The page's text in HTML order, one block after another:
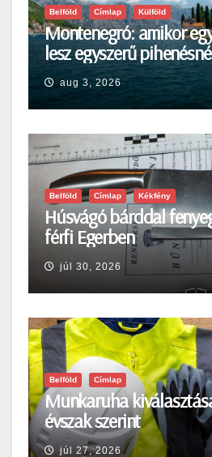
Belföld Címlap Külföld
Montenegró: amikor
lesz egyszerű
aug 3, 2026
Belföld Címlap Kékfény
Húsvágó bárddal
férfi Egerben
júl 30, 2026
Belföld Címlap
Munkaruha
évszak szerint
júl 27, 2026